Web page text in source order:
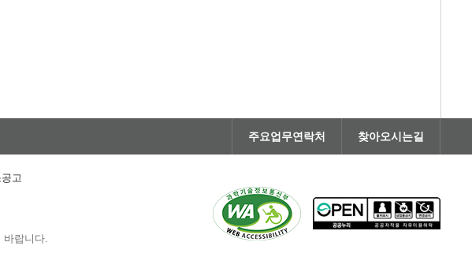
주요업무연락처 찾아오시는길
고
바랍니다.